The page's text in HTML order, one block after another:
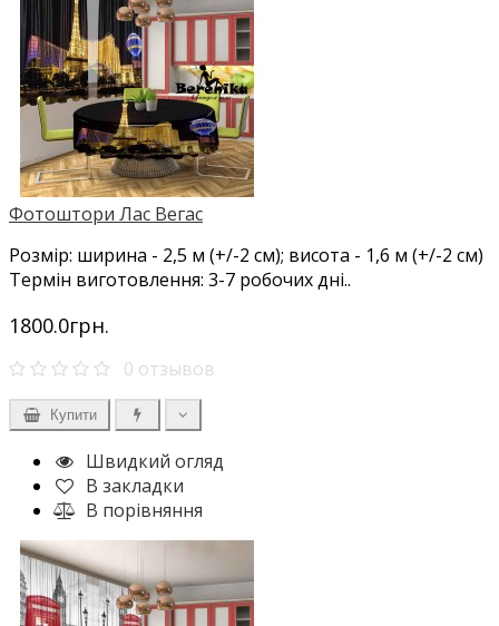
Фотоштори Лас Вегас
Розмір: ширина - 2,5 м (+/-2 см); висота - 1,6 м (+/-2 см)
Термін виготовлення: 3-7 робочих дні..
1800.0грн.
0 отзывов
Купити
Швидкий огляд
В закладки
В порівняння